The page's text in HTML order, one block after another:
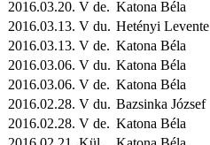
2016.03.20. V de. Katona Béla
2016.03.13. V du. Hetényi Levente
2016.03.13. V de. Katona Béla
2016.03.06. V du. Katona Béla
2016.03.06. V de. Katona Béla
2016.02.28. V du. Bazsinka József
2016.02.28. V de. Katona Béla